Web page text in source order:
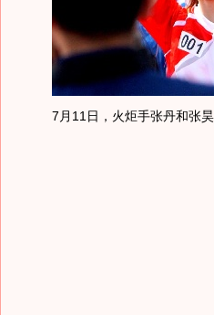
7月11日，火炬手张丹和张